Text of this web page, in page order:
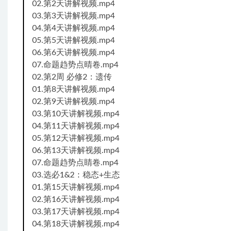
02.第2天讲解视频.mp4
03.第3天讲解视频.mp4
04.第4天讲解视频.mp4
05.第5天讲解视频.mp4
06.第6天讲解视频.mp4
07.命题趋势点晴卷.mp4
02.第2周 必修2：遗传
01.第8天讲解视频.mp4
02.第9天讲解视频.mp4
03.第10天讲解视频.mp4
04.第11天讲解视频.mp4
05.第12天讲解视频.mp4
06.第13天讲解视频.mp4
07.命题趋势点睛卷.mp4
03.选必1&2：稳态+生态
01.第15天讲解视频.mp4
02.第16天讲解视频.mp4
03.第17天讲解视频.mp4
04.第18天讲解视频.mp4